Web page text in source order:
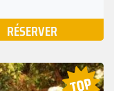
RÉSERVER